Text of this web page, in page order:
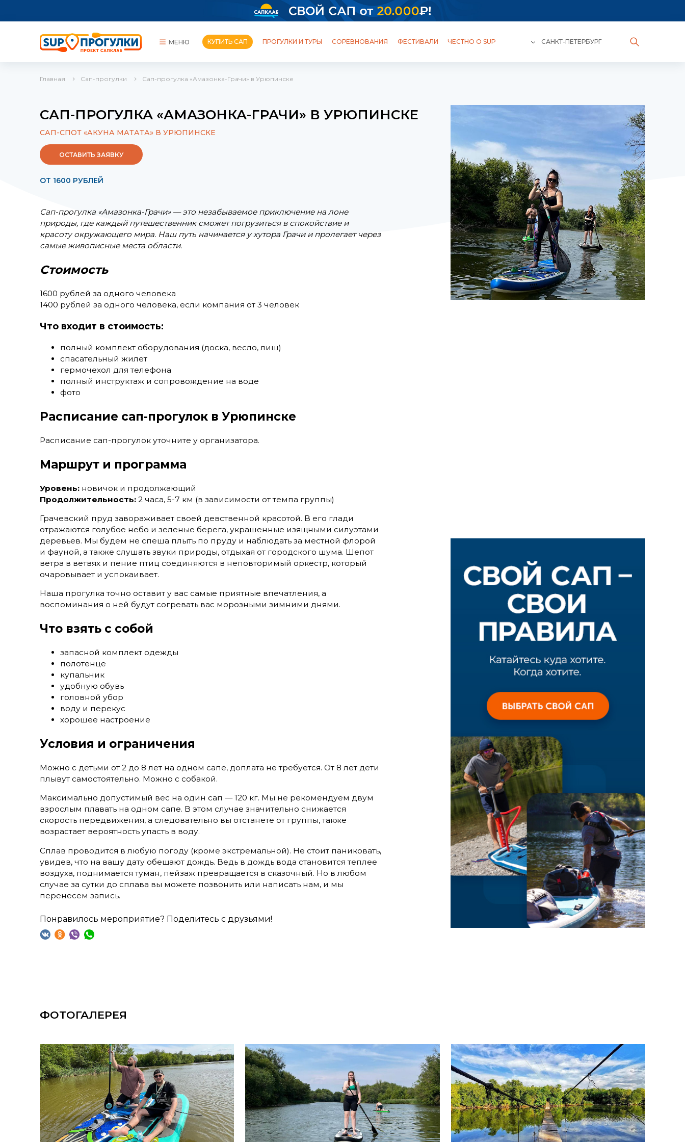
МЕНЮ
КУПИТЬ САП ОБУЧЕНИЕ
КУПИТЬ САП ПРОГУЛКИ И ТУРЫ СОРЕВНОВАНИЯ ФЕСТИВАЛИ ЧЕСТНО О SUP САНКТ-ПЕТЕРБУРГ
Главная Сап-прогулки Сап-прогулка «Амазонка-Грачи» в Урюпинске
САП-ПРОГУЛКА «АМАЗОНКА-ГРАЧИ» В УРЮПИНСКЕ
САП-СПОТ «АКУНА МАТАТА» В УРЮПИНСКЕ
ОСТАВИТЬ ЗАЯВКУ
ОТ 1600 РУБЛЕЙ
Сап-прогулка «Амазонка-Грачи» — это незабываемое приключение на лоне
природы, где каждый путешественник сможет погрузиться в спокойствие и
красоту окружающего мира. Наш путь начинается у хутора Грачи и пролегает через
самые живописные места области.
Стоимость
1600 рублей за одного человека
1400 рублей за одного человека, если компания от 3 человек
Что входит в стоимость:
полный комплект оборудования (доска, весло, лиш)
спасательный жилет
гермочехол для телефона
полный инструктаж и сопровождение на воде
фото
Расписание сап-прогулок в Урюпинске
Расписание сап-прогулок уточните у организатора.
Маршрут и программа
Уровень:новичок и продолжающий
Продолжительность:2 часа, 5-7 км (в зависимости от темпа группы)
Грачевский пруд завораживает своей девственной красотой. В его глади
отражаются голубое небо и зеленые берега, украшенные изящными силуэтами
деревьев. Мы будем не спеша плыть по пруду и наблюдать за местной флорой
и фауной, а также слушать звуки природы, отдыхая от городского шума. Шепот
ветра в ветвях и пение птиц соединяются в неповторимый оркестр, который
очаровывает и успокаивает.
Наша прогулка точно оставит у вас самые приятные впечатления, а
воспоминания о ней будут согревать вас морозными зимними днями.
Что взять с собой
запасной комплект одежды
полотенце
купальник
удобную обувь
головной убор
воду и перекус
хорошее настроение
Условия и ограничения
Можно с детьми от 2 до 8 лет на одном сапе, доплата не требуется. От 8 лет дети
плывут самостоятельно. Можно с собакой.
Максимально допустимый вес на один сап — 120 кг. Мы не рекомендуем двум
взрослым плавать на одном сапе. В этом случае значительно снижается
скорость передвижения, а следовательно вы отстанете от группы, также
возрастает вероятность упасть в воду.
Сплав проводится в любую погоду (кроме экстремальной). Не стоит паниковать,
увидев, что на вашу дату обещают дождь. Ведь в дождь вода становится теплее
воздуха, поднимается туман, пейзаж превращается в сказочный. Но в любом
случае за сутки до сплава вы можете позвонить или написать нам, и мы
перенесем запись.
Понравилось мероприятие? Поделитесь с друзьями!
ФОТОГАЛЕРЕЯ